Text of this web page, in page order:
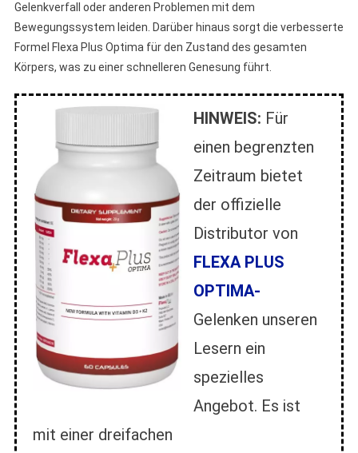
Gelenkverfall oder anderen Problemen mit dem
Bewegungssystem leiden. Darüber hinaus sorgt die verbesserte
Formel Flexa Plus Optima für den Zustand des gesamten
Körpers, was zu einer schnelleren Genesung führt.
HINWEIS: Für
einen begrenzten
Zeitraum bietet
der offizielle
Distributor von
FLEXA PLUS
OPTIMA-
Gelenken unseren
Lesern ein
spezielles
Angebot. Es ist
mit einer dreifachen